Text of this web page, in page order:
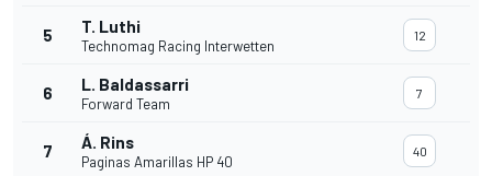
5 T. Luthi
Technomag Racing Interwetten
12
6 L. Baldassarri
Forward Team
7
7 Á. Rins
Paginas Amarillas HP 40
40